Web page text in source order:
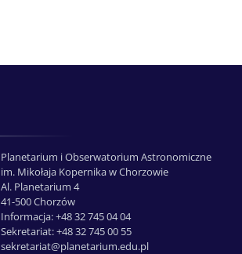
Planetarium i Obserwatorium Astronomiczne
im. Mikołaja Kopernika w Chorzowie
Al. Planetarium 4
41-500 Chorzów
Informacja: +48 32 745 04 04
Sekretariat: +48 32 745 00 55
sekretariat@planetarium.edu.pl